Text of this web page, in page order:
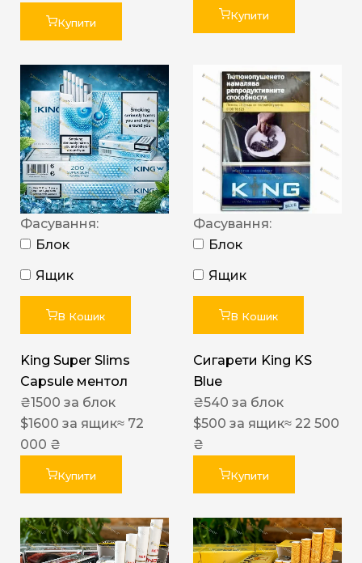
Купити
Купити
Фасування:
Блок
Ящик
В Кошик
King Super Slims
Capsule ментол
₴1500 за блок
$1600 за ящик≈ 72
000 ₴
Купити
Фасування:
Блок
Ящик
В Кошик
Сигарети King KS
Blue
₴540 за блок
$500 за ящик≈ 22 500
₴
Купити